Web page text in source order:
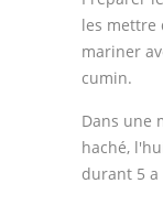
les mettre
mariner
cumin.
Dans une
haché,
durant 5 a